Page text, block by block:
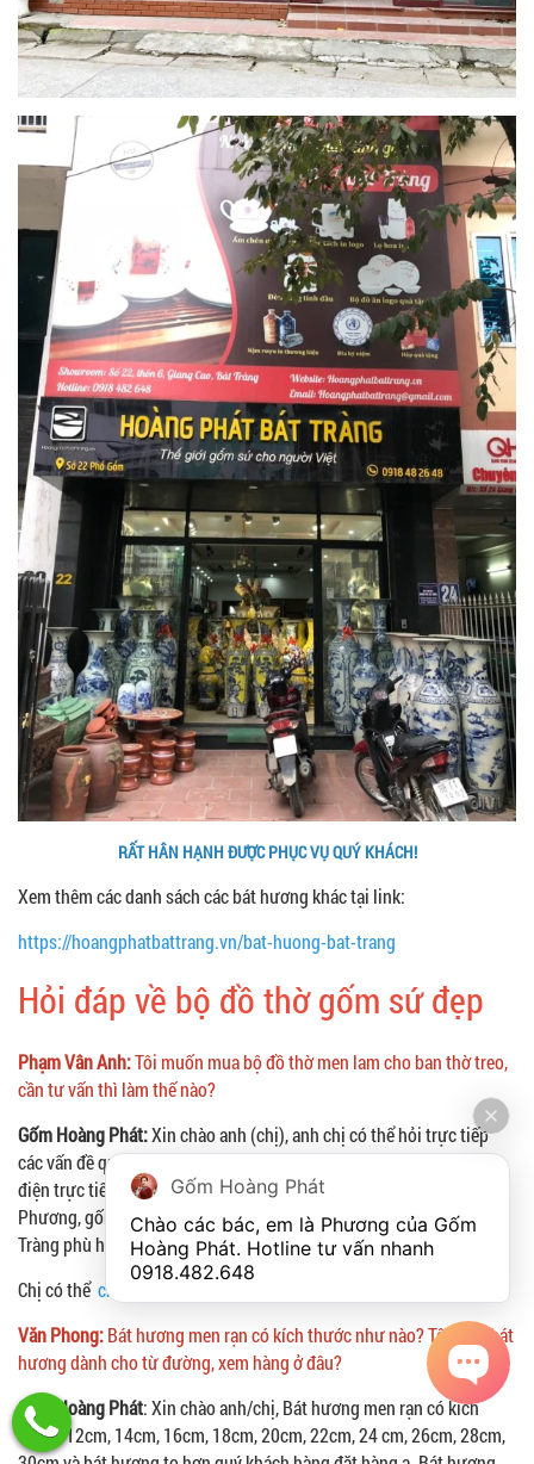
RẤT HÂN HẠNH ĐƯỢC PHỤC VỤ QUÝ KHÁCH!
Xem thêm các danh sách các bát hương khác tại link:
https://hoangphatbattrang.vn/bat-huong-bat-trang
Hỏi đáp về bộ đồ thờ gốm sứ đẹp
Phạm Vân Anh:Tôi muốn mua bộ đồ thờ men lam cho ban thờ treo,
cần tư vấn thì làm thế nào?
Gốm Hoàng Phát:Xin chào anh (chị), anh chị có thể hỏi trực tiếp
các vấn đề qua livechát phía bên phải màn hình website hoặc gọi
điện trực tiếp cho gốm Hoàng Phát qua hotline 0918.482.648 -
Phương, gốm Hoàng Phát sẽ liên lạc lại và tư vấn các bộ đồ thờ Bát
Tràng phù hợp ban thờ nhà bạn.
Chị có thể chọn bộ đồ thờ men lam
Văn Phong:Bát hương men rạn có kích thước như nào? Tôi mua bát
hương dành cho từ đường, xem hàng ở đâu?
Gốm Hoàng Phát: Xin chào anh/chị, Bát hương men rạn có kích
thước 12cm, 14cm, 16cm, 18cm, 20cm, 22cm, 24 cm, 26cm, 28cm,
Gốm Hoàng Phát
Chào các bác, em là Phương của Gốm
0918.482.648